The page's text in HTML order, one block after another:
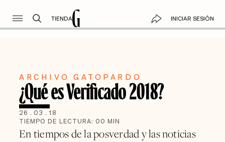
TIENDA INICIAR SESIÓN
ARCHIVO GATOPARDO
¿Qué es Verificado 2018?
26 . 03 . 18
TIEMPO DE LECTURA: 00 MIN
En tiempos de la posverdad y las noticias